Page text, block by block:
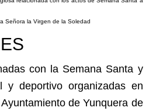
Señora la Virgen de la Soledad
con la Semana Santa y
y deportivo organizadas en
de Yunquera de